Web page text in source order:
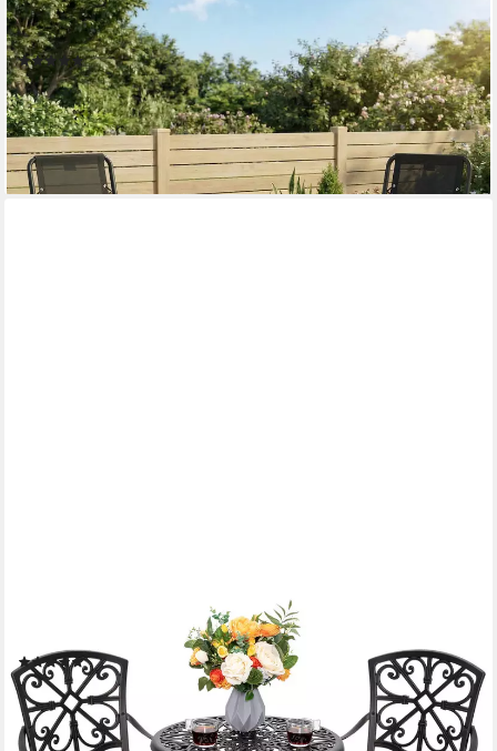
Balkonset Bistrotisch und Gartenstühle, klappbar, Stahl,
wetterfest, (Bistro Set, 3-tlg., Gartenmöbel Set), Schwarz
(1)
77,90 € UVP143,90 €
-46%
lieferbar - in 2-3 Werktagen bei dir
Schirmloch, Rostschutzbeschichtung, ergonomisch, ideal für den
(1)
191,07 € UVP285,99 €
-33%
lieferbar - in 2-3 Werktagen bei dir